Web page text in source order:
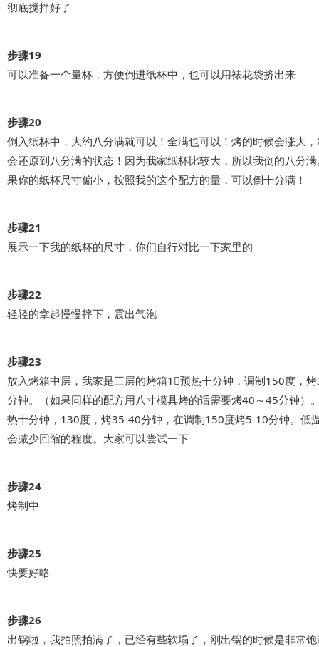
彻底搅拌好了
步骤19
可以准备一个量杯，方便倒进纸杯中，也可以用裱花袋挤出来
步骤20
倒入纸杯中，大约八分满就可以！全满也可以！烤的时候会涨大
会还原到八分满的状态！因为我家纸杯比较大，所以我倒的八分
果你的纸杯尺寸偏小，按照我的这个配方的量，可以倒十分满！
步骤21
展示一下我的纸杯的尺寸，你们自行对比一下家里的
步骤22
轻轻的拿起慢慢摔下，震出气泡
步骤23
放入烤箱中层，我家是三层的烤箱1⃣️预热十分钟，调制150度，
分钟。（如果同样的配方用八寸模具烤的话需要烤40～45分钟）
热十分钟，130度，烤35-40分钟，在调制150度烤5-10分钟。低
会减少回缩的程度。大家可以尝试一下
步骤24
烤制中
步骤25
快要好咯
步骤26
出锅啦，我拍照拍满了，已经有些软塌了，刚出锅的时候是非常